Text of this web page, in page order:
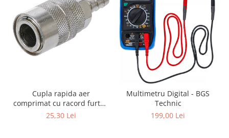
Cupla rapida aer
comprimat cu racord furtun
8 mm (5/16") | SUA / Franta
25,30 Lei
Multimetru Digital - BGS
Technic
199,00 Lei